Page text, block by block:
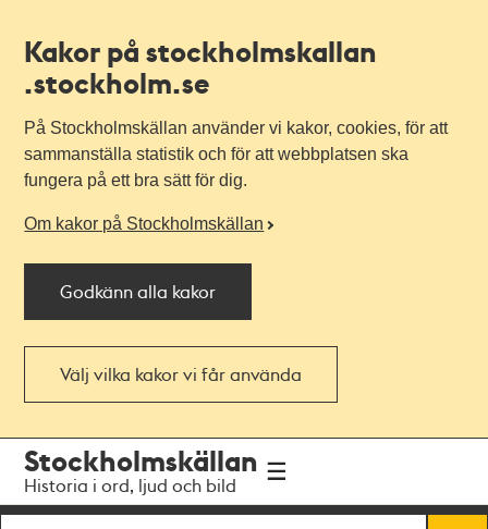
Kakor på stockholmskallan
.stockholm.se
På Stockholmskällan använder vi kakor, cookies, för att
sammanställa statistik och för att webbplatsen ska
fungera på ett bra sätt för dig.
Om kakor på Stockholmskällan
Godkänn alla kakor
Välj vilka kakor vi får använda
navigationen
huvudinnehållet
Stockholmskällan
Historia i ord, ljud och bild